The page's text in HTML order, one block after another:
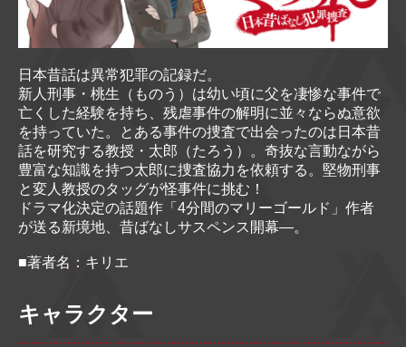
日本昔話は異常犯罪の記録だ。
新人刑事・桃生（ものう）は幼い頃に父を凄惨な事件で
亡くした経験を持ち、残虐事件の解明に並々ならぬ意欲
を持っていた。とある事件の捜査で出会ったのは日本昔
話を研究する教授・太郎（たろう）。奇抜な言動ながら
豊富な知識を持つ太郎に捜査協力を依頼する。堅物刑事
と変人教授のタッグが怪事件に挑む！
ドラマ化決定の話題作「4分間のマリーゴールド」作者
が送る新境地、昔ばなしサスペンス開幕―。
■著者名：キリエ
キャラクター